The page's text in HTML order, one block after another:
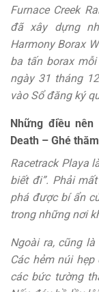
Furnace Creek
đã xây dựng
Harmony Borax
ba tấn borax
ngày 31 tháng
vào Sổ đăng ký
Những điều
Death – Ghé
Racetrack Playa
biết đi”. Phải
phá được bí ẩn
trong những nơi
Ngoài ra, cũng
Các hẻm núi
các bức tường